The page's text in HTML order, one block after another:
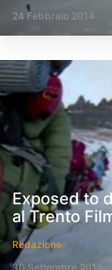
24 Febbraio 2014
Exposed to
al Trento
Redazione
30 Settembre 2013